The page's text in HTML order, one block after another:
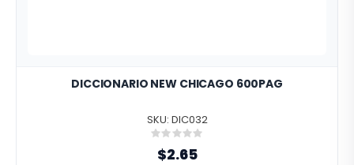
DICCIONARIO NEW CHICAGO 600PAG
SKU: DIC032
Rating:
0%
$2.65